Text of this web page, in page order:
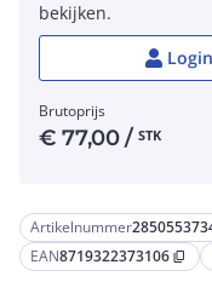
Artikelnummer
EAN8719322373106 content_copy
bekijken.
Brutoprijs
€77,00/ STK